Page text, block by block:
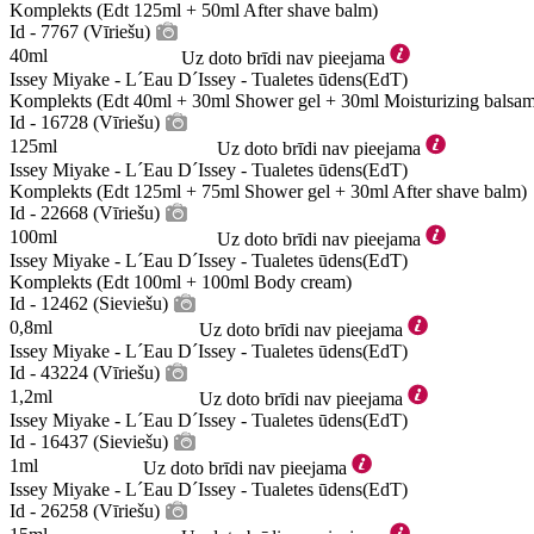
Komplekts (Edt 125ml + 50ml After shave balm)
Id - 7767 (Vīriešu)
40ml
Uz doto brīdi nav pieejama
Issey Miyake - L´Eau D´Issey - Tualetes ūdens(EdT)
Komplekts (Edt 40ml + 30ml Shower gel + 30ml Moisturizing
Id - 16728 (Vīriešu)
125ml
Uz doto brīdi nav pieejama
Issey Miyake - L´Eau D´Issey - Tualetes ūdens(EdT)
Komplekts (Edt 125ml + 75ml Shower gel + 30ml After shave balm)
Id - 22668 (Vīriešu)
100ml
Uz doto brīdi nav pieejama
Issey Miyake - L´Eau D´Issey - Tualetes ūdens(EdT)
Komplekts (Edt 100ml + 100ml Body cream)
Id - 12462 (Sieviešu)
0,8ml
Uz doto brīdi nav pieejama
Issey Miyake - L´Eau D´Issey - Tualetes ūdens(EdT)
Id - 43224 (Vīriešu)
1,2ml
Uz doto brīdi nav pieejama
Issey Miyake - L´Eau D´Issey - Tualetes ūdens(EdT)
Id - 16437 (Sieviešu)
1ml
Uz doto brīdi nav pieejama
Issey Miyake - L´Eau D´Issey - Tualetes ūdens(EdT)
Id - 26258 (Vīriešu)